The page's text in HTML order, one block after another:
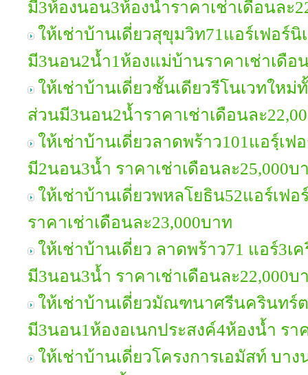
มี3ห้องนอน3ห้องน้ำราคาเช่าเดือนละ
ให้เช่าบ้านเดี่ยวสุขุมวิท71แอร์เฟอร์นิ
มี3นอน2น้ำ1ห้องแม่บ้านราคาเช่าเดือ
ให้เช่าบ้านเดี่ยวชั้นเดียวรีโนเวทใหม่
ส่วนมี3นอน2น้ำราคาเช่าเดือนละ
ให้เช่าบ้านเดี่ยวลาดพร้าว101แอรฺ์เฟ
มี2นอน3น้ำ ราคาเช่าเดือนละ25,000บ
ให้เช่าบ้านเดี่ยวพหลโยธิน52แอร์เฟ
ราคาเช่าเดือนละ23,000บาท
ให้เช่าบ้านเดี่ยว ลาดพร้าว71 แอร์3เ
มี3นอน3น้ำ ราคาเช่าเดือนละ22,000บ
ให้เช่าบ้านเดี่ยวมัณฑนาศรีนครินทร์
มี3นอน1ห้องอเนกประสงค์4ห้องน้ำ รา
ให้เช่าบ้านเดี่ยวโครงการเอมัสท์ บาง